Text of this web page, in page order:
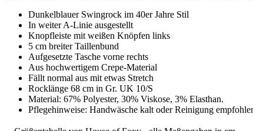
Dunkelblauer Swingrock im 40er Jahre Stil
In weiter A-Linie ausgestellt
Knopfleiste mit weißen Knöpfen links
5 cm breiter Taillenbund
Aufgesetzte Tasche vorne rechts
Aus hochwertigem Crepe-Material
Fällt normal aus mit etwas Stretch
Rocklänge 68 cm in Gr. UK 10/S
Material: 67% Polyester, 30% Viskose, 3% Elasthan.
Pflegehinweise: Handwäsche kalt oder Reinigung